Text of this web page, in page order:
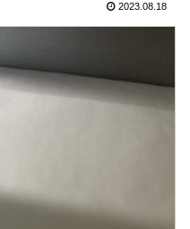
2023.08.18